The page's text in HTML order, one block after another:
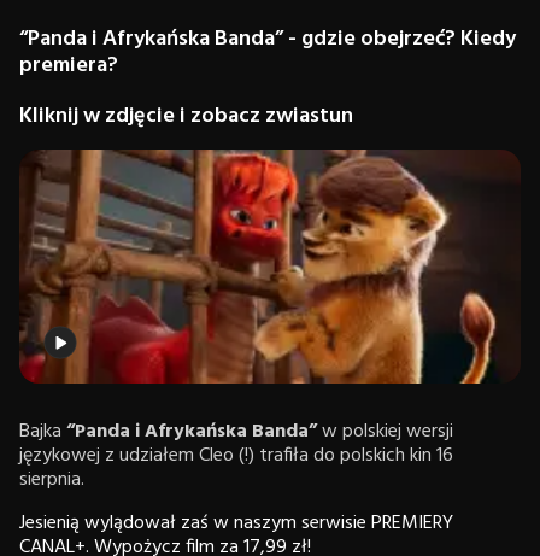
“Panda i Afrykańska Banda” - gdzie obejrzeć? Kiedy
premiera?
Kliknij w zdjęcie i zobacz zwiastun
Bajka“Panda i Afrykańska Banda”w polskiej wersji
językowej z udziałem Cleo (!) trafiła do polskich kin 16
sierpnia.
Jesienią wylądował zaś w naszym serwisie PREMIERY
CANAL+. Wypożycz film za 17,99 zł!